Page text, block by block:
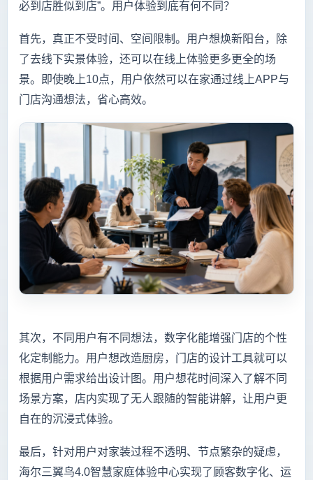
必到店胜似到店”。用户体验到底有何不同？
首先，真正不受时间、空间限制。用户想焕新阳台，除
了去线下实景体验，还可以在线上体验更多更全的场
景。即使晚上10点，用户依然可以在家通过线上APP与
门店沟通想法，省心高效。
其次，不同用户有不同想法，数字化能增强门店的个性
化定制能力。用户想改造厨房，门店的设计工具就可以
根据用户需求给出设计图。用户想花时间深入了解不同
场景方案，店内实现了无人跟随的智能讲解，让用户更
自在的沉浸式体验。
最后，针对用户对家装过程不透明、节点繁杂的疑虑，
海尔三翼鸟4.0智慧家庭体验中心实现了顾客数字化、运